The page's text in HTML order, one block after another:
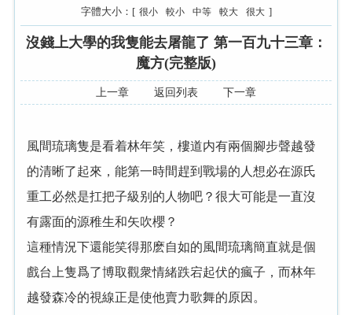
字體大小：[ 很小 較小 中等 較大 很大 ]
沒錢上大學的我隻能去屠龍了 第一百九十三章：
魔方(完整版)
上一章 返回列表 下一章
風間琉璃隻是看着林年笑，樓道内有兩個腳步聲越發
的清晰了起來，能第一時間趕到戰場的人想必在源氏
重工必然是扛把子級别的人物吧？很大可能是一直沒
有露面的源稚生和矢吹櫻？
這種情況下還能笑得那麽自如的風間琉璃簡直就是個
戲台上隻爲了博取觀衆情緒跌宕起伏的瘋子，而林年
越發森冷的視線正是使他賣力歌舞的原因。